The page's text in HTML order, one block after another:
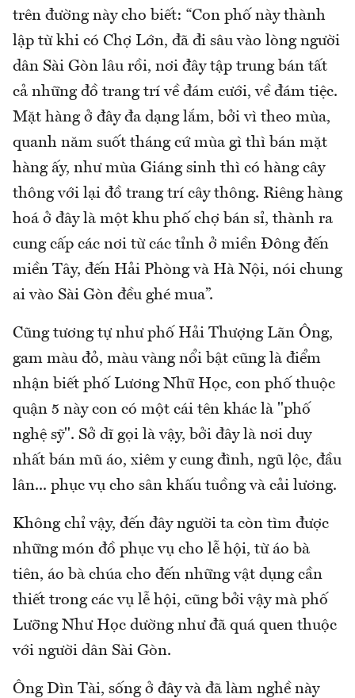
trên đường này cho biết: “Con phố này thành
lập từ khi có Chợ Lớn, đã đi sâu vào lòng người
dân Sài Gòn lâu rồi, nơi đây tập trung bán tất
cả những đồ trang trí về đám cưới, về đám tiệc.
Mặt hàng ở đây đa dạng lắm, bởi vì theo mùa,
quanh năm suốt tháng cứ mùa gì thì bán mặt
hàng ấy, như mùa Giáng sinh thì có hàng cây
thông với lại đồ trang trí cây thông. Riêng hàng
hoá ở đây là một khu phố chợ bán sỉ, thành ra
cung cấp các nơi từ các tỉnh ở miền Đông đến
miền Tây, đến Hải Phòng và Hà Nội, nói chung
ai vào Sài Gòn đều ghé mua”.
Cũng tương tự như phố Hải Thượng Lãn Ông,
gam màu đỏ, màu vàng nổi bật cũng là điểm
nhận biết phố Lương Nhữ Học, con phố thuộc
quận 5 này con có một cái tên khác là "phố
nghệ sỹ". Sở dĩ gọi là vậy, bởi đây là nơi duy
nhất bán mũ áo, xiêm y cung đình, ngũ lộc, đầu
lân... phục vụ cho sân khấu tuồng và cải lương.
Không chỉ vậy, đến đây người ta còn tìm được
những món đồ phục vụ cho lễ hội, từ áo bà
tiên, áo bà chúa cho đến những vật dụng cần
thiết trong các vụ lễ hội, cũng bởi vậy mà phố
Lưỡng Như Học dường như đã quá quen thuộc
với người dân Sài Gòn.
Ông Dìn Tài, sống ở đây và đã làm nghề này